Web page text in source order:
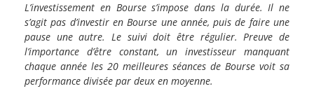
L’investissement en Bourse s’impose dans la durée. Il ne
s’agit pas d’investir en Bourse une année, puis de faire une
pause une autre. Le suivi doit être régulier. Preuve de
l’importance d’être constant, un investisseur manquant
chaque année les 20 meilleures séances de Bourse voit sa
performance divisée par deux en moyenne.